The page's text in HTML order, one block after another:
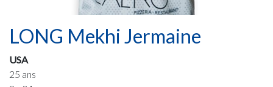
LONG Mekhi Jermaine
USA
25 ans